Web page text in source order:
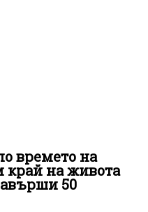
времето на
край на живота
50